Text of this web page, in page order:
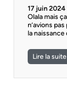
17 juin 2024
Olala mais
n’avions
la
Lire la suite